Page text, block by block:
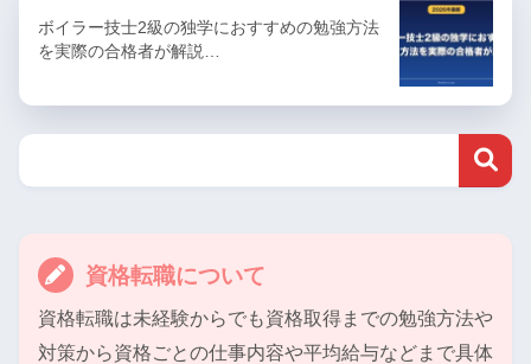
ボイラー技士2級の独学におすすめの勉強方法
を実際の合格者が解説…
資格転職について
資格転職は未経験からでも資格取得までの勉強方法や
対策から資格ごとの仕事内容や平均給与などまで具体